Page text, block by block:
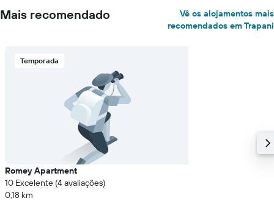
Mais recomendado
Vê os alojamentos mais
recomendados em Trapani
Temporada
Romey Apartment
10 Excelente (4 avaliações)
0,18 km